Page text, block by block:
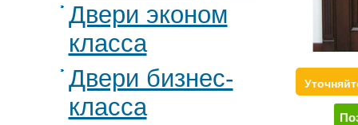
Двери эконом
класса
Двери бизнес-
класса